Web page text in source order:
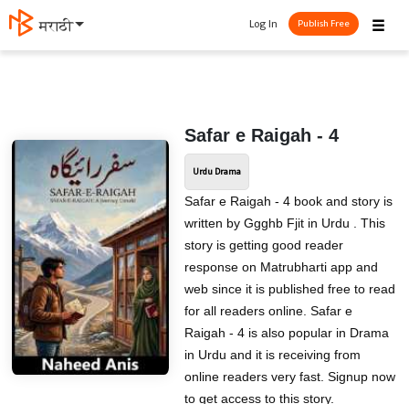
मराठी ☰
Log In Publish Free
Safar e Raigah - 4
Urdu Drama
Safar e Raigah - 4 book and story is
written by Ggghb Fjit in Urdu . This
story is getting good reader
response on Matrubharti app and
web since it is published free to read
for all readers online. Safar e
Raigah - 4 is also popular in Drama
in Urdu and it is receiving from
online readers very fast. Signup now
to get access to this story.